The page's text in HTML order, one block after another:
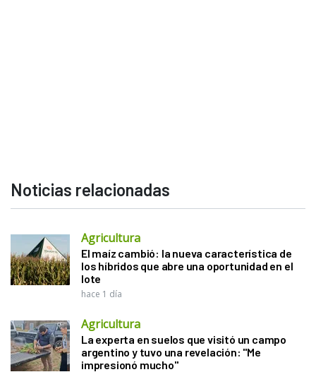
Noticias relacionadas
Agricultura
El maíz cambió: la nueva característica de
los híbridos que abre una oportunidad en el
lote
hace 1 día
Agricultura
La experta en suelos que visitó un campo
argentino y tuvo una revelación: "Me
impresionó mucho"